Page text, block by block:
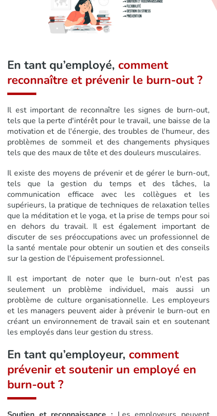
En tant qu’employé, comment
reconnaître et prévenir le burn-out ?
Il est important de reconnaître les signes de burn-out,
tels que la perte d'intérêt pour le travail, une baisse de la
motivation et de l'énergie, des troubles de l'humeur, des
problèmes de sommeil et des changements physiques
tels que des maux de tête et des douleurs musculaires.
Il existe des moyens de prévenir et de gérer le burn-out,
tels que la gestion du temps et des tâches, la
communication efficace avec les collègues et les
supérieurs, la pratique de techniques de relaxation telles
que la méditation et le yoga, et la prise de temps pour soi
en dehors du travail. Il est également important de
discuter de ses préoccupations avec un professionnel de
la santé mentale pour obtenir un soutien et des conseils
sur la gestion de l'épuisement professionnel.
Il est important de noter que le burn-out n'est pas
seulement un problème individuel, mais aussi un
problème de culture organisationnelle. Les employeurs
et les managers peuvent aider à prévenir le burn-out en
créant un environnement de travail sain et en soutenant
les employés dans leur gestion du stress.
En tant qu’employeur, comment
prévenir et soutenir un employé en
burn-out ?